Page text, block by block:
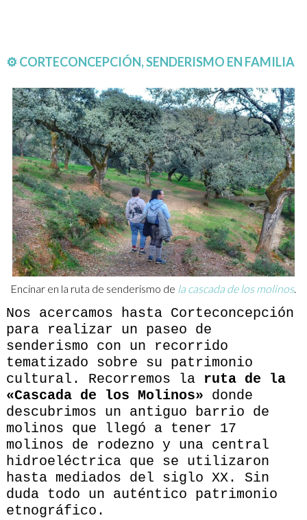
⚙ CORTECONCEPCIÓN, SENDERISMO EN FAMILIA
Encinar en la ruta de senderismo de la cascada de los molinos.
Nos acercamos hasta Corteconcepción
para realizar un paseo de
senderismo con un recorrido
tematizado sobre su patrimonio
cultural. Recorremos la ruta de la
«Cascada de los Molinos» donde
descubrimos un antiguo barrio de
molinos que llegó a tener 17
molinos de rodezno y una central
hidroeléctrica que se utilizaron
hasta mediados del siglo XX. Sin
duda todo un auténtico patrimonio
etnográfico.